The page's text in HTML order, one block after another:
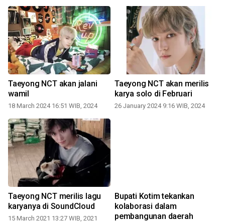
Taeyong NCT akan jalani
wamil
18 March 2024 16:51 WIB, 2024
Taeyong NCT akan merilis
karya solo di Februari
26 January 2024 9:16 WIB, 2024
Taeyong NCT merilis lagu
karyanya di SoundCloud
15 March 2021 13:27 WIB, 2021
Bupati Kotim tekankan
kolaborasi dalam
pembangunan daerah